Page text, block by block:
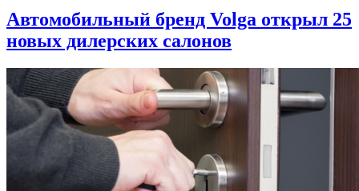
Автомобильный бренд Volga открыл 25
новых дилерских салонов